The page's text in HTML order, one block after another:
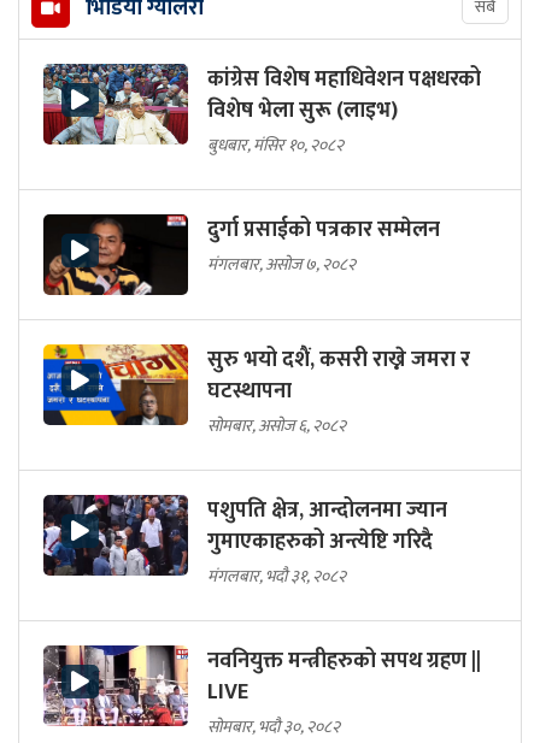
भिडियो ग्यालरी सबै
कांग्रेस विशेष महाधिवेशन पक्षधरको
विशेष भेला सुरू (लाइभ)
बुधबार, मंसिर १०, २०८२
दुर्गा प्रसाईको पत्रकार सम्मेलन
मंगलबार, असोज ७, २०८२
सुरु भयो दशैं, कसरी राख्ने जमरा र
घटस्थापना
सोमबार, असोज ६, २०८२
पशुपति क्षेत्र, आन्दोलनमा ज्यान
गुमाएकाहरुको अन्त्येष्टि गरिदै
मंगलबार, भदौ ३१, २०८२
नवनियुक्त मन्त्रीहरुको सपथ ग्रहण ||
LIVE
सोमबार, भदौ ३०, २०८२